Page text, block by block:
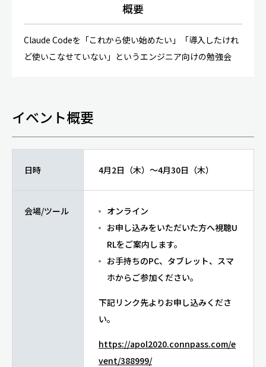
概要
Claude Codeを「これから使い始めたい」「導入したけれ
ど使いこなせていない」というエンジニア向けの勉強会
イベント概要
日時 4月2日（木）～4月30日（木）
会場/ツール
オンライン
お申し込みをいただいた方へ視聴U
RLをご案内します。
お手持ちのPC、タブレット、スマ
ホからご参加ください。
下記リンク先よりお申し込みくださ
い。
https://apol2020.connpass.com/e
vent/388999/